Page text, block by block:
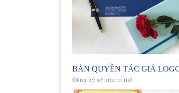
BẢN QUYỀN TÁC GIẢ
Đăng ký sở hữu trí tuệ